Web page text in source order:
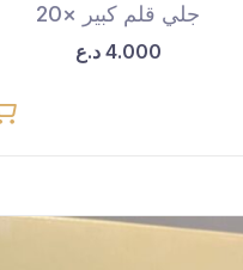
جلي قلم كبير ×20
4.000 د.ع